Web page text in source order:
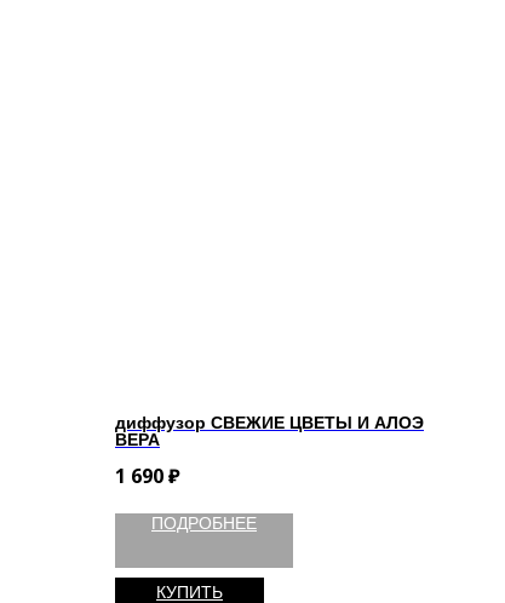
диффузор СВЕЖИЕ ЦВЕТЫ И АЛОЭ
ВЕРА
1 690₽
ПОДРОБНЕЕ
КУПИТЬ